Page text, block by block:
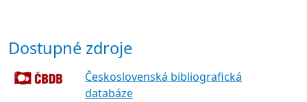
Dostupné zdroje
Československá bibliografická
databáze